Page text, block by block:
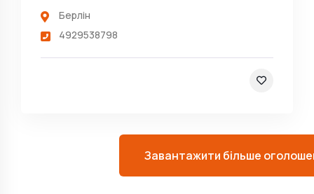
Берлін
4929538798
Завантажити більше